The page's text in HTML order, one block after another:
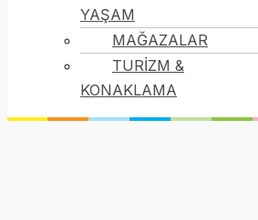
YAŞAM
MAĞAZALAR
TURİZM &
KONAKLAMA